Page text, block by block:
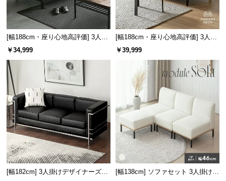
重厚感のあるPUレザー
本革のような深みのある質感と触り心地が特徴。水
[幅188cm・座り心地高評価] 3人掛
けソファベッド フルフラット 傷に
￥34,999
[幅188cm・座り心地高評価] 3人掛
けソファベッド フルフラット 傷に
￥39,999
[幅182cm] 3人掛けデザイナーズソ
[幅138cm] ソファセット 3人掛け